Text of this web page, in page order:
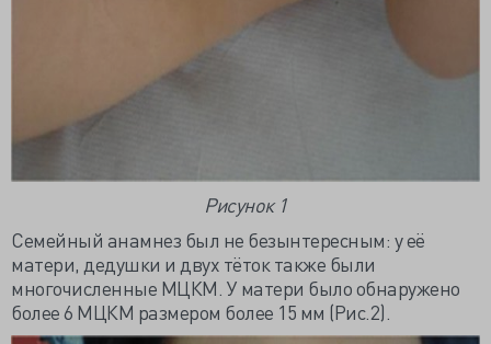
Рисунок 1
Семейный анамнез был не безынтересным: у её
матери, дедушки и двух тёток также были
многочисленные МЦКМ. У матери было обнаружено
более 6 МЦКМ размером более 15 мм (Рис.2).